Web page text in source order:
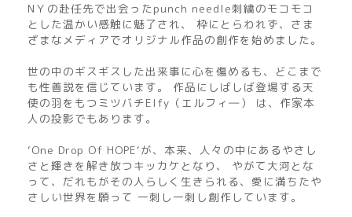
NＹの赴任先で出会ったpunch needle刺繍のモコモコ
とした温かい感触に魅了され、 枠にとらわれず、さま
ざまなメディアでオリジナル作品の創作を始めました。
世の中のギスギスした出来事に心を傷めるも、どこまで
も性善説を信じています。 作品にしばしば登場する天
使の羽をもつミツバチElfy（エルフィ―） は、作家本
人の投影でもあります。
‘One Drop Of HOPE‘が、本来、人々の中にあるやさし
さと輝きを解き放つキッカケとなり、 やがて大河とな
って、だれもがその人らしく生きられる、愛に満ちたや
さしい世界を願って 一刺し一刺し創作しています。